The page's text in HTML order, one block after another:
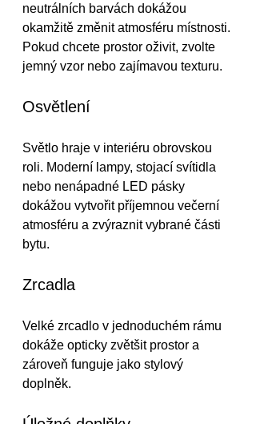
neutrálních barvách dokážou
okamžitě změnit atmosféru místnosti.
Pokud chcete prostor oživit, zvolte
jemný vzor nebo zajímavou texturu.
Osvětlení
Světlo hraje v interiéru obrovskou
roli. Moderní lampy, stojací svítidla
nebo nenápadné LED pásky
dokážou vytvořit příjemnou večerní
atmosféru a zvýraznit vybrané části
bytu.
Zrcadla
Velké zrcadlo v jednoduchém rámu
dokáže opticky zvětšit prostor a
zároveň funguje jako stylový
doplněk.